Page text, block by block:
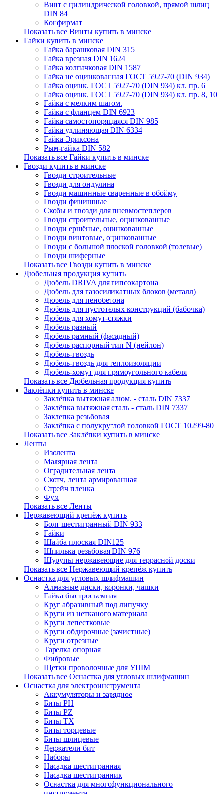
Винт с цилиндрической головкой, прямой шлиц
DIN 84
Конфирмат
Показать все Винты купить в минске
Гайки купить в минске
Гайка барашковая DIN 315
Гайка врезная DIN 1624
Гайка колпачковая DIN 1587
Гайка не оцинкованная ГОСТ 5927-70 (DIN 934)
Гайка оцинк. ГОСТ 5927-70 (DIN 934) кл. пр. 6
Гайка оцинк. ГОСТ 5927-70 (DIN 934) кл. пр. 8, 10
Гайка с мелким шагом.
Гайка с фланцем DIN 6923
Гайка самостопорящаяся DIN 985
Гайка удлиняющая DIN 6334
Гайка Эриксона
Рым-гайка DIN 582
Показать все Гайки купить в минске
Гвозди купить в минске
Гвозди строительные
Гвозди для ондулина
Гвозди машинные сваренные в обойму
Гвозди финишные
Скобы и гвозди для пневмостеплеров
Гвозди строительные, оцинкованные
Гвозди ершёные, оцинкованные
Гвозди винтовые, оцинкованные
Гвозди с большой плоской головкой (толевые)
Гвозди шиферные
Показать все Гвозди купить в минске
Дюбельная продукция купить
Дюбель DRIVA для гипсокартона
Дюбель для газосиликатных блоков (металл)
Дюбель для пенобетона
Дюбель для пустотелых конструкций (бабочка)
Дюбель для хомут-стяжки
Дюбель разный
Дюбель рамный (фасадный)
Дюбель распорный тип N (нейлон)
Дюбель-гвоздь
Дюбель-гвоздь для теплоизоляции
Дюбель-хомут для прямоугольного кабеля
Показать все Дюбельная продукция купить
Заклёпки купить в минске
Заклёпка вытяжная алюм. - сталь DIN 7337
Заклёпка вытяжная сталь - сталь DIN 7337
Заклепка резьбовая
Заклёпка с полукруглой головкой ГОСТ 10299-80
Показать все Заклёпки купить в минске
Ленты
Изолента
Малярная лента
Оградительная лента
Скотч, лента армированная
Стрейч пленка
Фум
Показать все Ленты
Нержавеющий крепёж купить
Болт шестигранный DIN 933
Гайки
Шайба плоская DIN125
Шпилька резьбовая DIN 976
Шурупы нержавеющие для террасной доски
Показать все Нержавеющий крепёж купить
Оснастка для угловых шлифмашин
Алмазные диски, коронки, чашки
Гайка быстросъемная
Круг абразивный под липучку
Круги из нетканого материала
Круги лепестковые
Круги обдирочные (зачистные)
Круги отрезные
Тарелка опорная
Фибровые
Щетки проволочные для УШМ
Показать все Оснастка для угловых шлифмашин
Оснастка для электроинструмента
Аккумуляторы и зарядное
Биты PH
Биты PZ
Биты TX
Биты торцевые
Биты шлицевые
Держатели бит
Наборы
Насадка шестигранная
Насадка шестигранник
Оснастка для многофункционального